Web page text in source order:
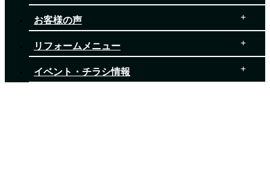
お客様の声
リフォームメニュー
イベント・チラシ情報